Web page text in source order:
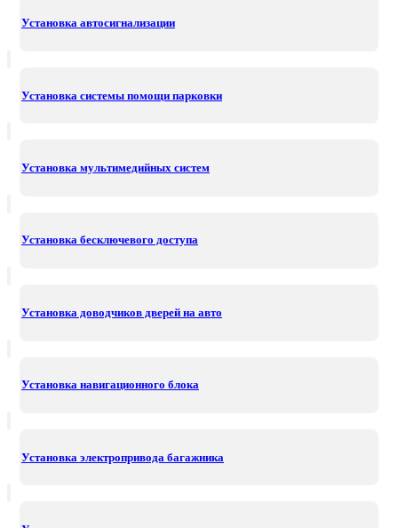
Установка автосигнализации
Установка системы помощи парковки
Установка мультимедийных систем
Установка бесключевого доступа
Установка доводчиков дверей на авто
Установка навигационного блока
Установка электропривода багажника